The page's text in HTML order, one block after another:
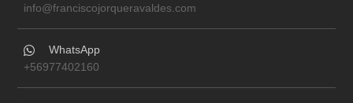
info@franciscojorqueravaldes.com
WhatsApp
+56977402160